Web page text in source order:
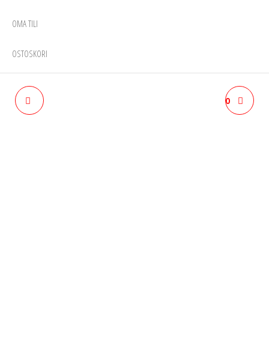
OMA TILI
OSTOSKORI
GOLLA PUHELIN LOMPAKKO